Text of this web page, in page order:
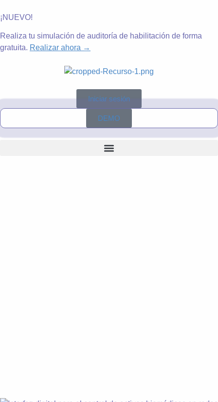
¡NUEVO!
Realiza tu simulación de auditoría de habilitación de forma
gratuita. Realizar ahora →
Iniciar sesión
DEMO